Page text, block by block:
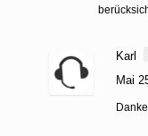
Karl
Mai